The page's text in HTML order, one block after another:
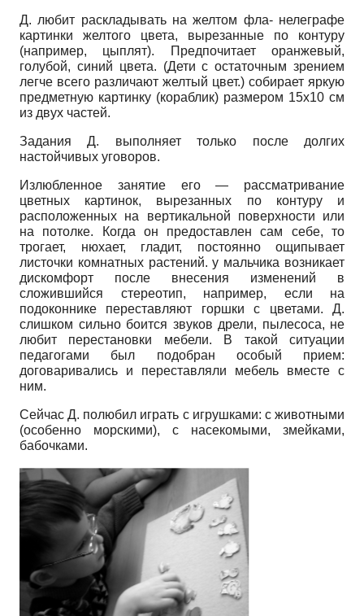
Д. любит раскладывать на желтом фла- нелеграфе
картинки желтого цвета, вырезанные по контуру
(например, цыплят). Предпочитает оранжевый,
голубой, синий цвета. (Дети с остаточным зрением
легче всего различают желтый цвет.) собирает яркую
предметную картинку (кораблик) размером 15х10 см
из двух частей.
Задания Д. выполняет только после долгих
настойчивых уговоров.
Излюбленное занятие его — рассматривание
цветных картинок, вырезанных по контуру и
расположенных на вертикальной поверхности или
на потолке. Когда он предоставлен сам себе, то
трогает, нюхает, гладит, постоянно ощипывает
листочки комнатных растений. у мальчика возникает
дискомфорт после внесения изменений в
сложившийся стереотип, например, если на
подоконнике переставляют горшки с цветами. Д.
слишком сильно боится звуков дрели, пылесоса, не
любит перестановки мебели. В такой ситуации
педагогами был подобран особый прием:
договаривались и переставляли мебель вместе с
ним.
Сейчас Д. полюбил играть с игрушками: с животными
(особенно морскими), с насекомыми, змейками,
бабочками.